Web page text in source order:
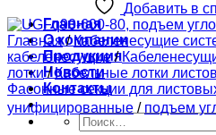
Главная
О компании
Продукция
Новости
Контакты
Искать:
Добавить в
Главная / Кабеленесущие
кабеленесущие /
лотки / Кабельные лотки
Фасонные секции для
унифицированные / подъем